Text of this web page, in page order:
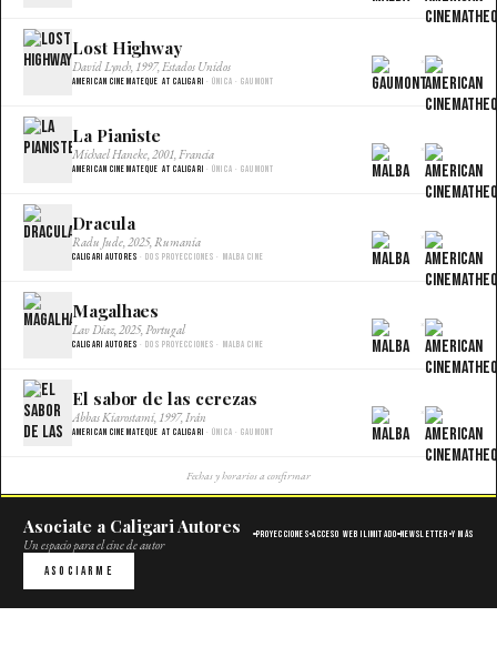
Lost Highway
David Lynch, 1997, Estados Unidos
American Cinemateque at Caligari · Única · Gaumont
×
La Pianiste
Michael Haneke, 2001, Francia
American Cinemateque at Caligari · Única · Gaumont
×
Dracula
Radu Jude, 2025, Rumania
Caligari Autores · Dos proyecciones · Malba Cine
×
Magalhaes
Lav Diaz, 2025, Portugal
Caligari Autores · Dos proyecciones · Malba Cine
×
El sabor de las cerezas
Abbas Kiarostami, 1997, Irán
American Cinemateque at Caligari · Única · Gaumont
×
Fechas y horarios a confirmar
Asociate a Caligari Autores
Un espacio para el cine de autor
Proyecciones Acceso web ilimitado Newsletter Y más
Asociarme